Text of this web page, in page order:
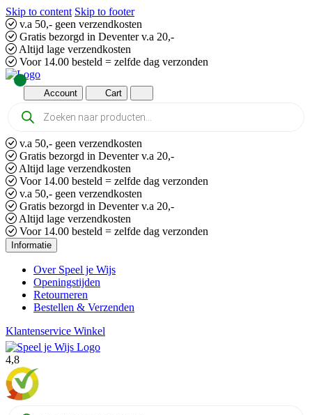
Skip to content Skip to footer
v.a 50,- geen verzendkosten
Gratis bezorgd in Deventer v.a 20,-
Altijd lage verzendkosten
Voor 14.00 besteld = zelfde dag verzonden
Account Cart
zoeken
v.a 50,- geen verzendkosten
Gratis bezorgd in Deventer v.a 20,-
Altijd lage verzendkosten
Voor 14.00 besteld = zelfde dag verzonden
v.a 50,- geen verzendkosten
Gratis bezorgd in Deventer v.a 20,-
Altijd lage verzendkosten
Voor 14.00 besteld = zelfde dag verzonden
Informatie
Over Speel je Wijs
Openingstijden
Retourneren
Bestellen & Verzenden
Klantenservice Winkel
4,8